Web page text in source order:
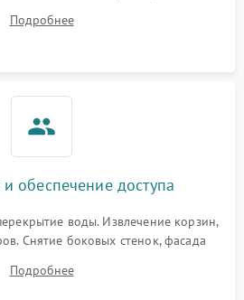
слива, нагрева, вращения
срабатывание системы защиты
Подробнее
обеспечение доступа
воды. Извлечение корзин,
Снятие боковых стенок, фасада
насосу, ТЭНу и сливной помпе.
Подробнее